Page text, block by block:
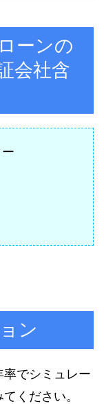
ーンの
会社含
ン
でシミュレー
ください。